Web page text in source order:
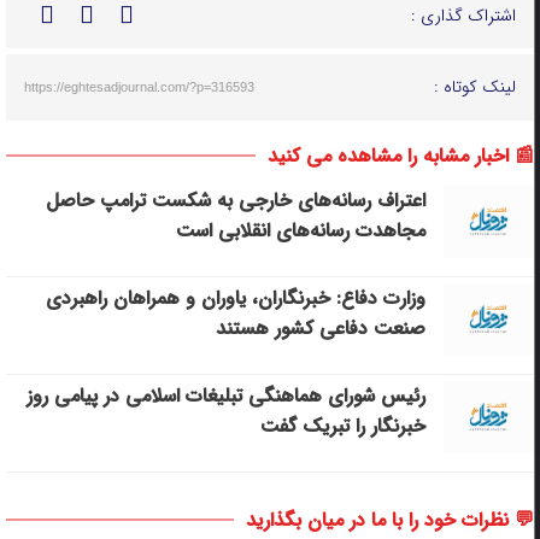
اشتراک گذاری :
لینک کوتاه : https://eghtesadjournal.com/?p=316593
📰 اخبار مشابه را مشاهده می کنید
اعتراف رسانه‌های خارجی به شکست ترامپ حاصل
مجاهدت رسانه‌های انقلابی است
وزارت دفاع: خبرنگاران، یاوران و همراهان راهبردی
صنعت دفاعی کشور هستند
رئیس شورای هماهنگی تبلیغات اسلامی در پیامی روز
خبرنگار را تبریک گفت
💬 نظرات خود را با ما در میان بگذارید